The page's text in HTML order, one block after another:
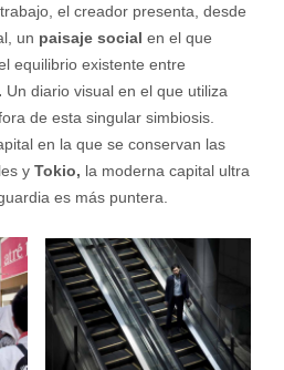
el creador presenta, desde
un paisaje social en el que
equilibrio existente entre
Un diario visual en el que utiliza
de esta singular simbiosis.
en la que se conservan las
y Tokio, la moderna capital ultra
es más puntera.